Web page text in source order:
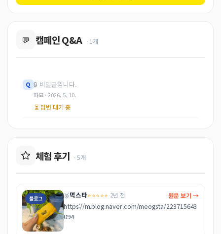
💬 캠페인 Q&A · 1개
Q 🔒 비밀글입니다.
퍄묘 · 2026. 5. 10.
⏳ 답변 대기 중
체험 후기 · 5개
블로그 🥈먹스타⭐⭐⭐⭐⭐·2년 전 원문 보기 →
https://m.blog.naver.com/meogsta/223715643
094